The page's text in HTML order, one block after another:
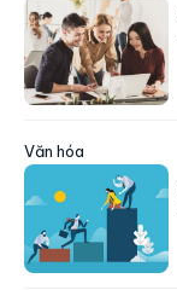
Văn hóa